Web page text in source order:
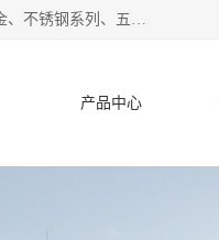
本公司坐落于中国广东省东莞市,长期批发供应铜合金，铝合金，锌合金，镁合金，私营独资企业，铜镍合金、不锈钢系列、五金冲压材料、进口金属材料、钨钢、高速钢、白钢刀、铝系列材料、铝镁合金、锰钢片等，启越是一家经国家相关部门批准注册的企业。公司以雄厚的实力、合理的厂家、优良的服务与多家企业建立了长期的合作关系。欢迎前来参观、考察、洽谈业务。 金属材料...,欢迎惠顾！
产品中心